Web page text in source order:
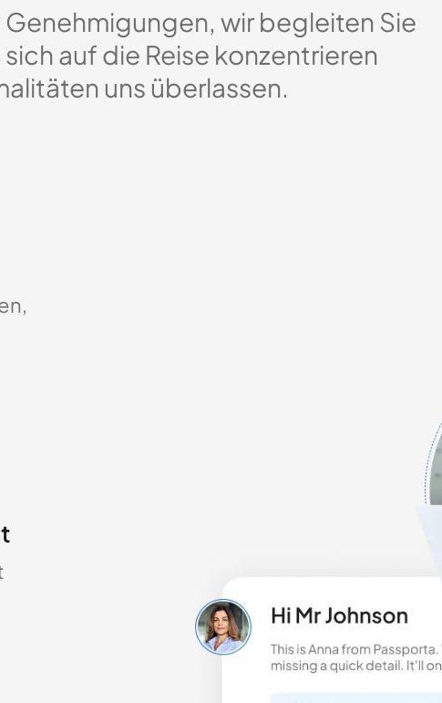
wir begleiten Sie
auf die Reise konzentrieren
uns überlassen.